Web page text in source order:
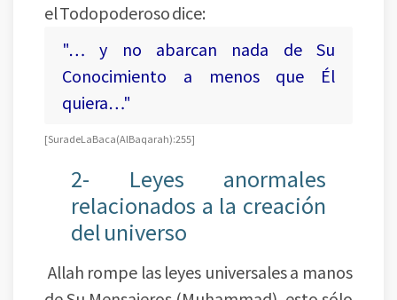
el Todopoderoso dice:
"… y no abarcan nada de Su
Conocimiento a menos que Él
quiera…"
[Sura de La Baca (Al Baqarah): 255]
2- Leyes anormales
relacionados a la creación
del universo
Allah rompe las leyes universales a manos